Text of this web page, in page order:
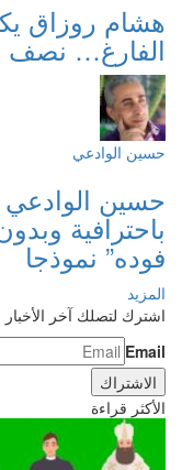
هشام روزاق
الفارغ… نصف
حسين الوادعي
حسين
باحترافية
فوده” نموذجا
المزيد
اشترك لتصلك آخر الأخبار
Email
الأكثر قراءة